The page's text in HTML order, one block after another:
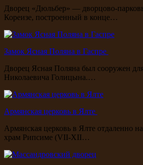
Дворец «Дюльбер» — дворцово-
Кореизе, построенный в конце…
Замок Ясная Поляна в Гаспре
Дворец Ясная Поляна был сооружен
Николаевича Голицына.…
Армянская церковь в Ялте
Армянская церковь в Ялте отдаленно
храм Рипсиме (VII-XII…